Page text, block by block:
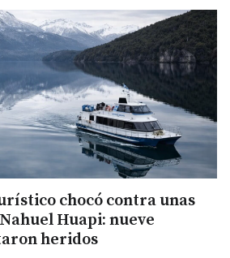
chocó contra unas
Huapi: nueve
heridos